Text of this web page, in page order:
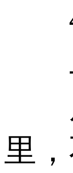
4
二
风
里